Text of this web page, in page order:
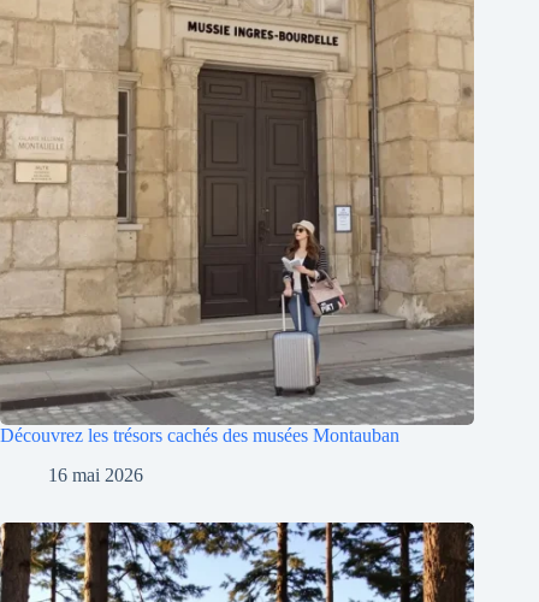
Découvrez les trésors cachés des musées Montauban
16 mai 2026